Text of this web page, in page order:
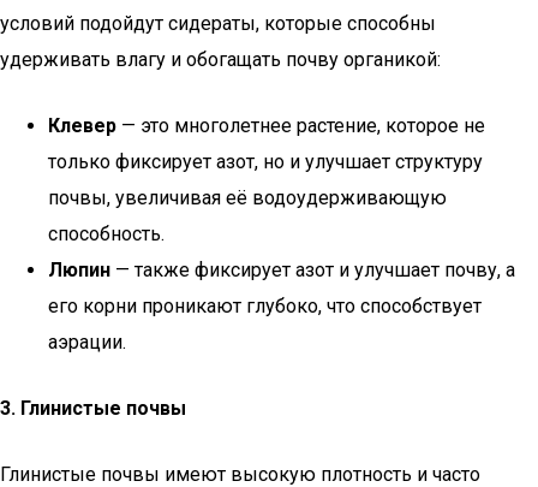
условий подойдут сидераты, которые способны
удерживать влагу и обогащать почву органикой:
Клевер — это многолетнее растение, которое не
только фиксирует азот, но и улучшает структуру
почвы, увеличивая её водоудерживающую
способность.
Люпин — также фиксирует азот и улучшает почву, а
его корни проникают глубоко, что способствует
аэрации.
3. Глинистые почвы
Глинистые почвы имеют высокую плотность и часто